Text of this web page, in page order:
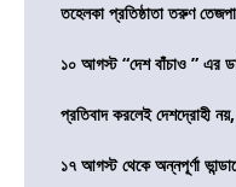
তহেলকা প্রতিষ্ঠাতা তরুণ
১০ আগস্ট “দেশ বাঁচাও ” এর
প্রতিবাদ করলেই দেশদ্রোহী
১৭ আগস্ট থেকে অন্নপূর্ণা